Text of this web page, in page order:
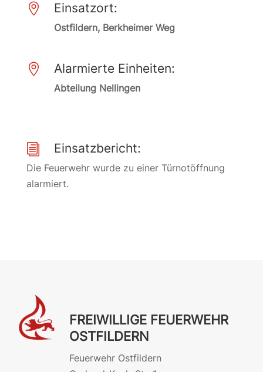
 Einsatzort:
Ostfildern, Berkheimer Weg
 Alarmierte Einheiten:
Abteilung Nellingen
i Einsatzbericht:
Die Feuerwehr wurde zu einer Türnotöffnung
alarmiert.
FREIWILLIGE FEUERWEHR
OSTFILDERN
Feuerwehr Ostfildern